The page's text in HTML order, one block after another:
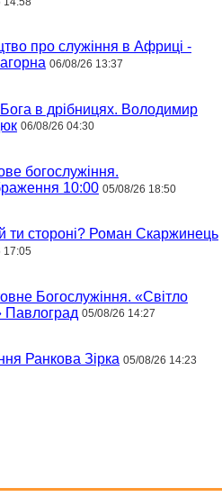
про служіння в Африці -
06/08/26 13:37
в дрібницях. Володимир
06/08/26 04:30
богослужіння.
10:00 05/08/26 18:50
ти стороні? Роман Скаржинець
17:05
Богослужіння. «Світло
Павлоград 05/08/26 14:27
Ранкова Зірка 05/08/26 14:23